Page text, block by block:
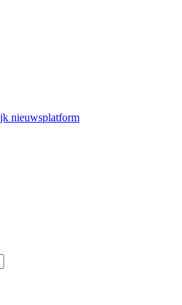
nieuwsplatform